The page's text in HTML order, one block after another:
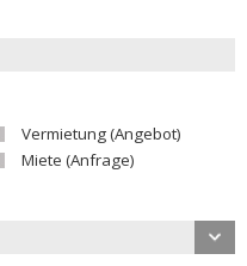
Vermietung (Angebot)
Miete (Anfrage)